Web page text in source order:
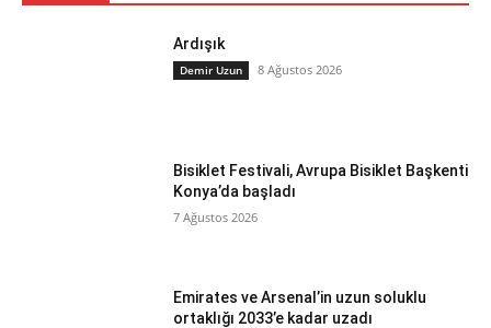
Ardışık
Demir Uzun 8 Ağustos 2026
Bisiklet Festivali, Avrupa Bisiklet Başkenti
Konya’da başladı
7 Ağustos 2026
Emirates ve Arsenal’in uzun soluklu
ortaklığı 2033’e kadar uzadı